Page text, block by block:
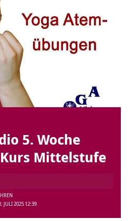
5. Woche
Mittelstufe
JULI 2025 12:39